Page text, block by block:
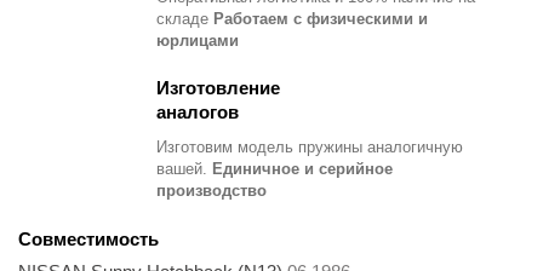
складе Работаем с физическими и
юрлицами
Изготовление
аналогов
Изготовим модель пружины аналогичную
вашей. Единичное и серийное
производство
Совместимость